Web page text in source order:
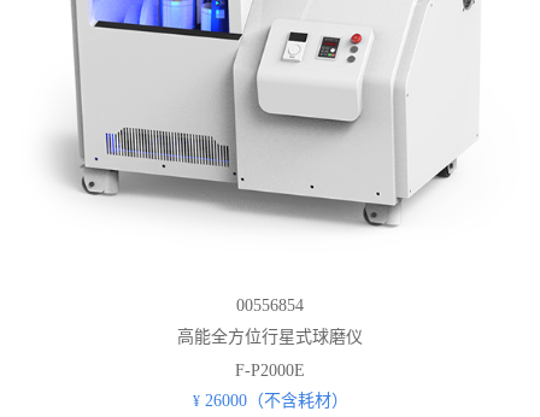
00556854
高能全方位行星式球磨仪
F-P2000E
¥ 26000（不含耗材）